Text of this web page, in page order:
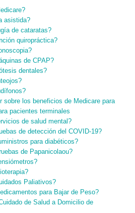
asistida?
de cataratas?
quiropráctica?
de CPAP?
dentales?
sobre los beneficios de Medicare para
pacientes terminales
de salud mental?
de detección del COVID-19?
para diabéticos?
de Papanicolaou?
Paliativos?
para Bajar de Peso?
de Salud a Domicilio de